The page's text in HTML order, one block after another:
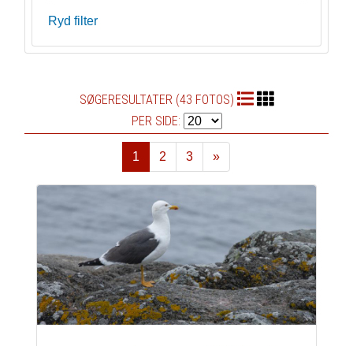
Ryd filter
SØGERESULTATER (43 FOTOS)
PER SIDE:
1 2 3
»
Næste